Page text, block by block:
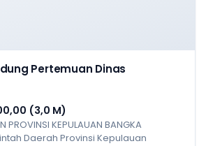
Pertemuan Dinas
(3,0 M)
PROVINSI KEPULAUAN BANGKA
Daerah Provinsi Kepulauan